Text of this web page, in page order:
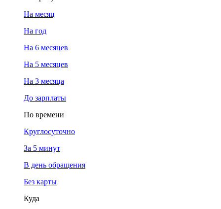
На месяц
На год
На 6 месяцев
На 5 месяцев
На 3 месяца
До зарплаты
По времени
Круглосуточно
За 5 минут
В день обращения
Без карты
Куда